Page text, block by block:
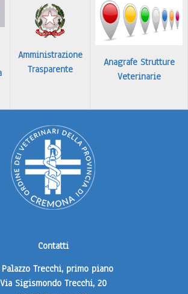
Amministrazione
Trasparente
Anagrafe Strutture
Veterinarie
Contatti
Trecchi, primo piano
Via Sigismondo Trecchi, 20